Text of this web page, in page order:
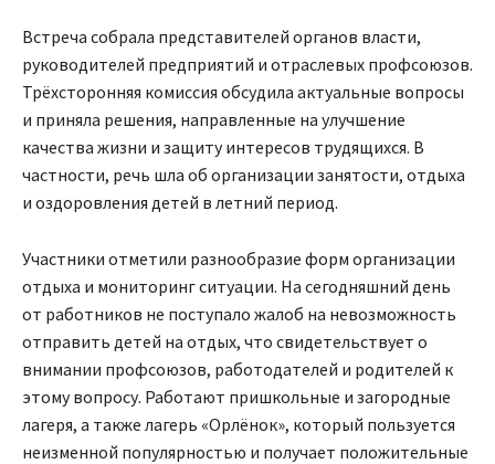
Встреча собрала представителей органов власти,
руководителей предприятий и отраслевых профсоюзов.
Трёхсторонняя комиссия обсудила актуальные вопросы
и приняла решения, направленные на улучшение
качества жизни и защиту интересов трудящихся. В
частности, речь шла об организации занятости, отдыха
и оздоровления детей в летний период.
Участники отметили разнообразие форм организации
отдыха и мониторинг ситуации. На сегодняшний день
от работников не поступало жалоб на невозможность
отправить детей на отдых, что свидетельствует о
внимании профсоюзов, работодателей и родителей к
этому вопросу. Работают пришкольные и загородные
лагеря, а также лагерь «Орлёнок», который пользуется
неизменной популярностью и получает положительные